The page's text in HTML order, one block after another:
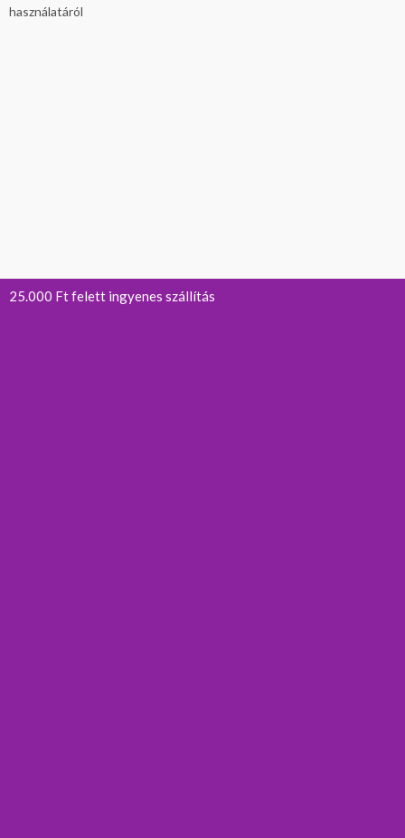
25.000 Ft felett ingyenes szállítás